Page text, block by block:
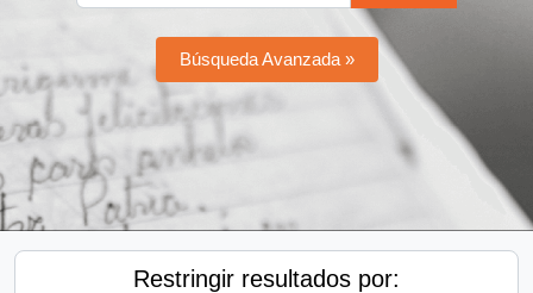
Búsqueda Avanzada »
Restringir resultados por: